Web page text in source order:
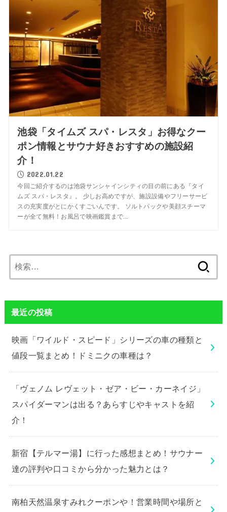
池袋「タイムズ スパ・レスタ」お得なクー
ポン情報とサウナ好きおすすめの施設紹
介！
2022.01.22
今回ご紹介するのは池袋サンシャインシティの目の前にある『タイ
ムズ スパ・レスタ』。 少しお高めですが、施設設備やフリーサービ
スの充実度がとにかくすごいんです。 ソルトパックや美顔スチーマ
ーが全て無料！お風呂で映画鑑賞まで...
索:
最近の投稿
映画「ワイルド・スピード」シリーズの車の種類と
値段一覧まとめ！ドミニクの車種は？
「ヴェノム レヴェット・ゼア・ビー・カーネイジ」
スパイダーマンは出る？あらすじやキャストを紹
介！
新宿【テルマー湯】に行った感想まとめ！サウナー
達の評判や口コミから分かった魅力とは？
南柏天然温泉すみれクーポンや！営業時間や場所と